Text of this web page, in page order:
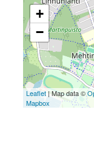
+
−
Leaflet| Map data ©
Mapbox